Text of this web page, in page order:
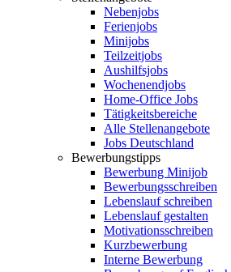
Nebenjobs
Ferienjobs
Minijobs
Teilzeitjobs
Aushilfsjobs
Wochenendjobs
Home-Office Jobs
Tätigkeitsbereiche
Alle Stellenangebote
Jobs Deutschland
Bewerbungstipps
Bewerbung Minijob
Bewerbungsschreiben
Lebenslauf schreiben
Lebenslauf gestalten
Motivationsschreiben
Kurzbewerbung
Interne Bewerbung